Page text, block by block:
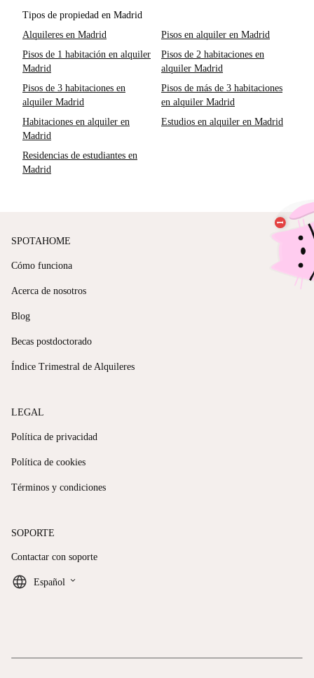
Tipos de propiedad en Madrid
Alquileres en Madrid
Pisos en alquiler en Madrid
Pisos de 1 habitación en alquiler
Madrid
Pisos de 2 habitaciones en
alquiler Madrid
Pisos de 3 habitaciones en
alquiler Madrid
Pisos de más de 3 habitaciones
en alquiler Madrid
Habitaciones en alquiler en
Madrid
Estudios en alquiler en Madrid
Residencias de estudiantes en
Madrid
SPOTAHOME
Cómo funciona
Acerca de nosotros
Blog
Becas postdoctorado
Índice Trimestral de Alquileres
LEGAL
Política de privacidad
Política de cookies
Términos y condiciones
SOPORTE
Contactar con soporte
Español keyboard_arrow_down